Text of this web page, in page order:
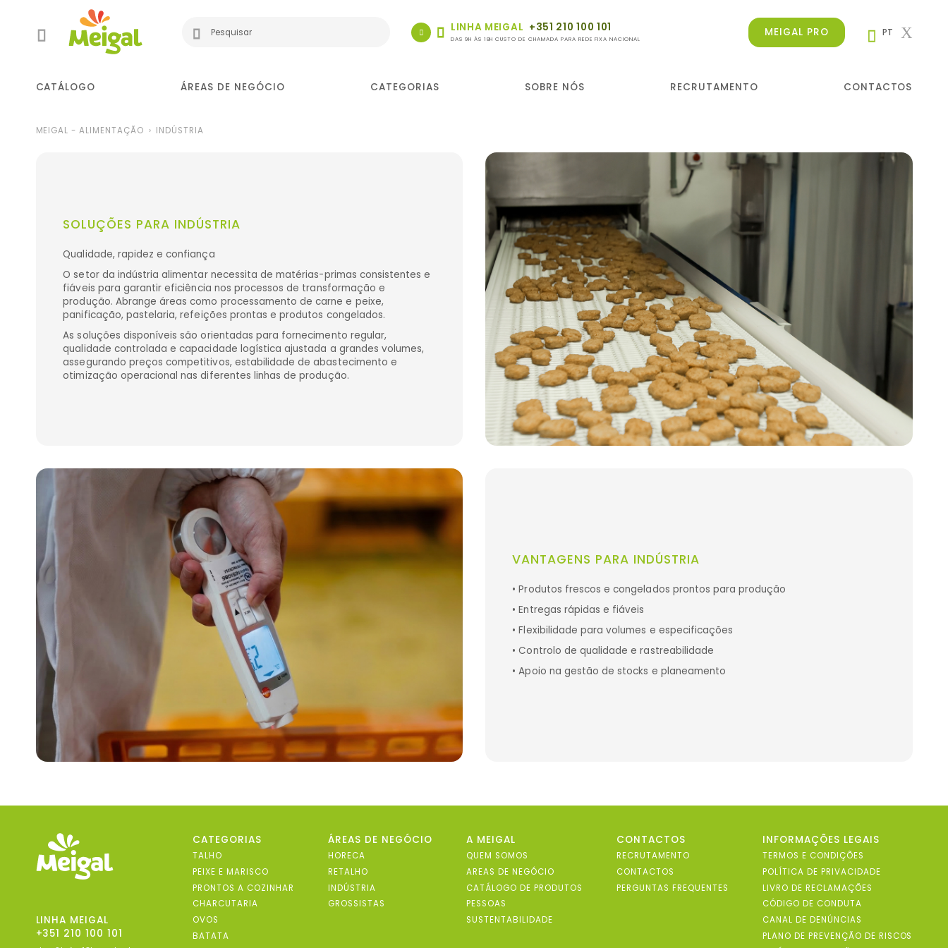
LINHA MEIGAL +351 210 100 101
DAS 9H ÀS 18H CUSTO DE CHAMADA PARA REDE FIXA NACIONAL
MEIGAL PRO PT
CATÁLOGO ÁREAS DE NEGÓCIO CATEGORIAS SOBRE NÓS RECRUTAMENTO CONTACTOS
MEIGAL - ALIMENTAÇÃO INDÚSTRIA
SOLUÇÕES PARA INDÚSTRIA
Qualidade, rapidez e confiança
O setor da indústria alimentar necessita de matérias-primas consistentes e
fiáveis para garantir eficiência nos processos de transformação e
produção. Abrange áreas como processamento de carne e peixe,
panificação, pastelaria, refeições prontas e produtos congelados.
As soluções disponíveis são orientadas para fornecimento regular,
qualidade controlada e capacidade logística ajustada a grandes volumes,
assegurando preços competitivos, estabilidade de abastecimento e
otimização operacional nas diferentes linhas de produção.
VANTAGENS PARA INDÚSTRIA
• Produtos frescos e congelados prontos para produção
• Entregas rápidas e fiáveis
• Flexibilidade para volumes e especificações
• Controlo de qualidade e rastreabilidade
• Apoio na gestão de stocks e planeamento
LINHA MEIGAL
+351 210 100 101
CATEGORIAS
TALHO
PEIXE E MARISCO
PRONTOS A COZINHAR
CHARCUTARIA
OVOS
BATATA
ÁREAS DE NEGÓCIO
HORECA
RETALHO
INDÚSTRIA
GROSSISTAS
A MEIGAL
QUEM SOMOS
AREAS DE NEGÓCIO
CATÁLOGO DE PRODUTOS
PESSOAS
SUSTENTABILIDADE
CONTACTOS
RECRUTAMENTO
CONTACTOS
PERGUNTAS FREQUENTES
INFORMAÇÕES LEGAIS
TERMOS E CONDIÇÕES
POLÍTICA DE PRIVACIDADE
LIVRO DE RECLAMAÇÕES
CÓDIGO DE CONDUTA
CANAL DE DENÚNCIAS
PLANO DE PREVENÇÃO DE RISCOS